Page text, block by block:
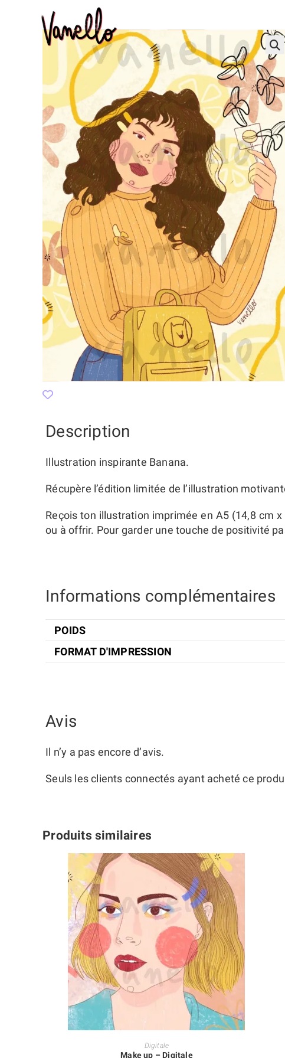
🔍
Description
Illustration inspirante Banana.
Récupère l’édition limitée de l’illustration
Reçois ton illustration imprimée en A5 (14,8 cm
ou à offrir. Pour garder une touche de positivité
Informations complémentaires
POIDS
FORMAT D'IMPRESSION
Avis
Il n’y a pas encore d’avis.
Seuls les clients connectés ayant acheté ce
Produits similaires
AJOUTER AU PANIER
Digitale
Make up – Digitale